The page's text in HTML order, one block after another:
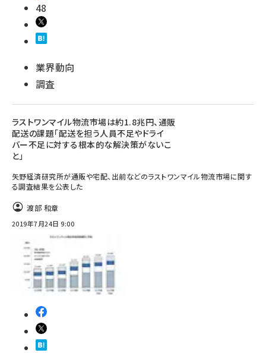
48
業界動向
調査
ラストワンマイル物流市場は約1.8兆円、通販
配送の課題「配送を担う人員不足やドライ
バー不足に対する根本的な解決策がないこ
と」
矢野経済研究所が通販や宅配、出前などのラストワンマイル物流市場に関す
る調査結果を公表した
渡部 和章
2019年7月24日 9:00